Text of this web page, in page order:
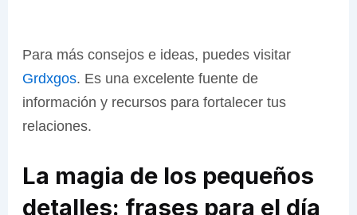
Para más consejos e ideas, puedes visitar
Grdxgos. Es una excelente fuente de
información y recursos para fortalecer tus
relaciones.
La magia de los pequeños
detalles: frases para el día